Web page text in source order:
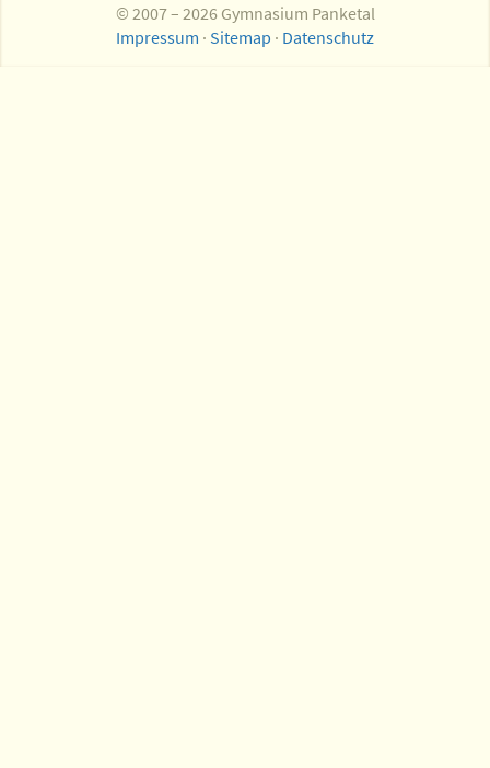
© 2007 – 2026 Gymnasium Panketal
Impressum · Sitemap · Datenschutz